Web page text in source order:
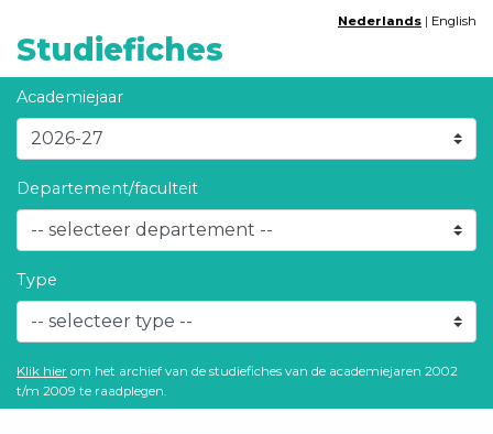
Nederlands | English
Studiefiches
Academiejaar
Departement/faculteit
Type
Klik hier om het archief van de studiefiches van de academiejaren 2002
t/m 2009 te raadplegen.